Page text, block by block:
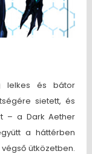
lelkes és bátor
sietett, és
– a Dark Aether
a háttérben
ütközetben.